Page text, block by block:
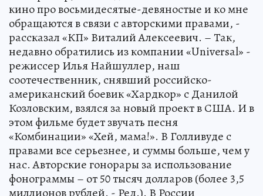
кино про восьмидесятые-девяностые и ко мне
обращаются в связи с авторскими правами, -
рассказал «КП» Виталий Алексеевич. – Так,
недавно обратились из компании «Universal» -
режиссер Илья Найшуллер, наш
соотечественник, снявший российско-
американский боевик «Хардкор» с Данилой
Козловским, взялся за новый проект в США. И в
этом фильме будет звучать песня
«Комбинации» «Хей, мама!». В Голливуде с
правами все серьезнее, и суммы больше, чем у
нас. Авторские гонорары за использование
фонограммы – от 50 тысяч долларов (более 3,5
миллионов рублей. - Ред.). В России